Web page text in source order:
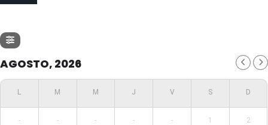
AGOSTO, 2026
- - - - - 1 2